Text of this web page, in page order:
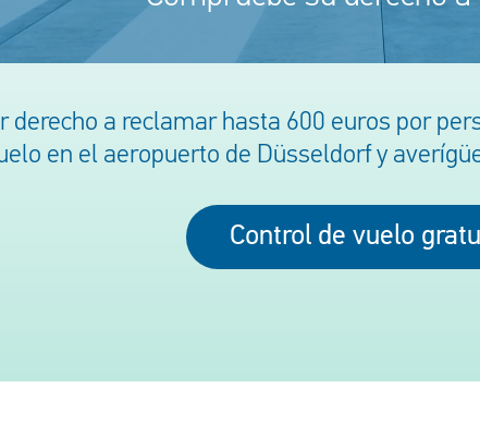
derecho a reclamar hasta 600 euros por
en el aeropuerto de Düsseldorf y
Control de vuelo